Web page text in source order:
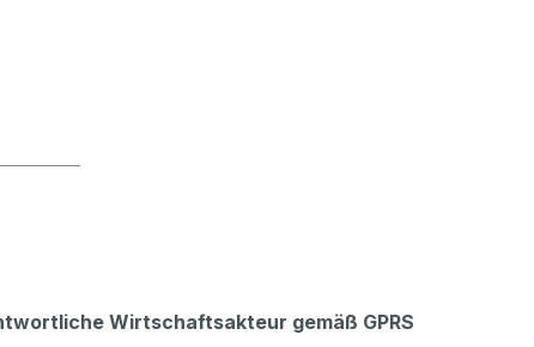
Wirtschaftsakteur gemäß GPRS